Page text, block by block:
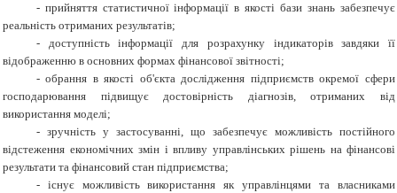
- прийняття статистичної інформації в якості бази знань забезпечує
реальність отриманих результатів;
- доступність інформації для розрахунку індикаторів завдяки її
відображенню в основних формах фінансової звітності;
- обрання в якості об'єкта дослідження підприємств окремої сфери
господарювання підвищує достовірність діагнозів, отриманих від
використання моделі;
- зручність у застосуванні, що забезпечує можливість постійного
відстеження економічних змін і впливу управлінських рішень на фінансові
результати та фінансовий стан підприємства;
- існує можливість використання як управлінцями та власниками